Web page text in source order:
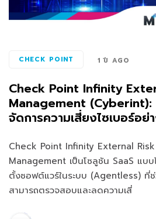
CHECK POINT 1 ปี AGO
Check Point Infinity
Management (Cyberint):
จัดการความเสี่ยงไซเบอร์อ
Check Point Infinity External Risk
Management เป็นโซลูชัน SaaS แบ
ตั้งซอฟต์แวร์ในระบบ (Agentless) ที่
สามารถตรวจสอบและลดความเสี่